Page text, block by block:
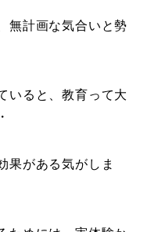
無計画な気合いと勢
いると、教育って大
果がある気がしま